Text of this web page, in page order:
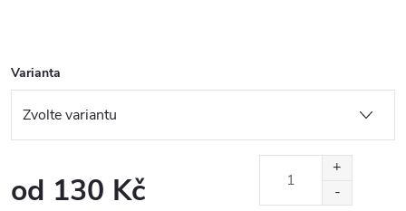
Varianta
od 130 Kč